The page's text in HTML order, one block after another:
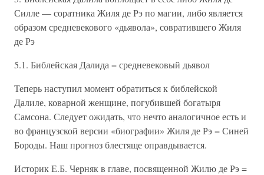
Силле — соратника Жиля де Рэ по магии, либо является
образом средневекового «дьявола», совратившего Жиля
де Рэ
5.1. Библейская Далида = средневековый дьявол
Теперь наступил момент обратиться к библейской
Далиле, коварной женщине, погубившей богатыря
Самсона. Следует ожидать, что нечто аналогичное есть и
во французской версии «биографии» Жиля де Рэ = Синей
Бороды. Наш прогноз блестяще оправдывается.
Историк Е.Б. Черняк в главе, посвященной Жилю де Рэ =